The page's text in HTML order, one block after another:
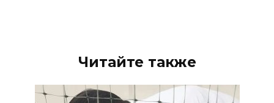
Читайте также